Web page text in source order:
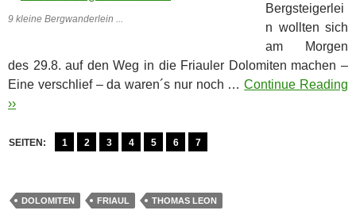
9 kleine Bergwanderlein ...
Bergsteigerlei
n wollten sich
am Morgen
des 29.8. auf den Weg in die Friauler Dolomiten machen –
Eine verschlief – da waren´s nur noch …Continue Reading
››
SEITEN: 1 2 3 4 5 6 7
DOLOMITEN FRIAUL THOMAS LEON